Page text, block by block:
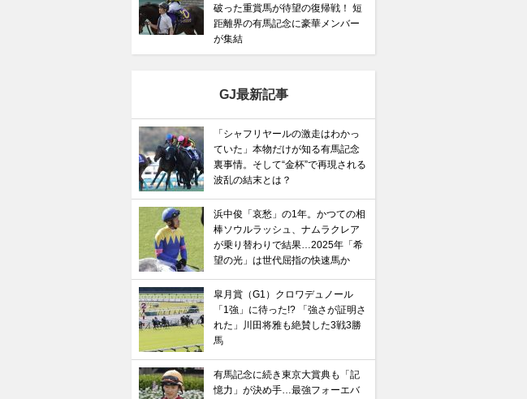
破った重賞馬が待望の復帰戦！ 短
距離界の有馬記念に豪華メンバー
が集結
GJ最新記事
「シャフリヤールの激走はわかっ
ていた」本物だけが知る有馬記念
裏事情。そして“金杯”で再現される
波乱の結末とは？
浜中俊「哀愁」の1年。かつての相
棒ソウルラッシュ、ナムラクレア
が乗り替わりで結果…2025年「希
望の光」は世代屈指の快速馬か
皐月賞（G1）クロワデュノール
「1強」に待った!? 「強さが証明さ
れた」川田将雅も絶賛した3戦3勝
馬
有馬記念に続き東京大賞典も「記
憶力」が決め手…最強フォーエバ